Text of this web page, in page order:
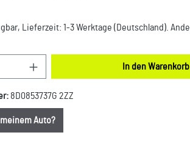
Lieferzeit: 1-3 Werktage (Deutschland).
Gib den gewünschten
In den Warenkorb
8D0853737G 2ZZ
meinem Auto?